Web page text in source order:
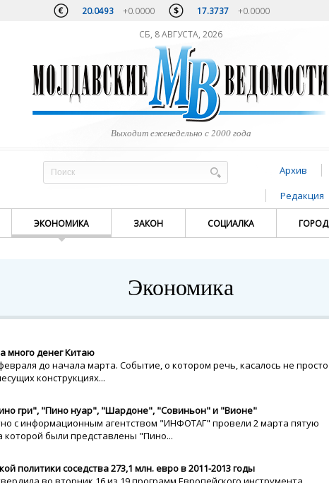
20.0493 +0.0000 17.3737 +0.0000
СБ, 8 АВГУСТА, 2026
Выходит еженедельно с 2000 года
Архив
Редакция
ЭКОНОМИКА ЗАКОН СОЦИАЛКА ГОРОД
Экономика
много денег Китаю
до начала марта. Событие, о котором речь, касалось не просто
конструкциях...
гри", "Пино нуар", "Шардоне", "Совиньон" и "Вионе"
с информационным агентством "ИНФОТАГ" провели 2 марта пятую
которой были представлены "Пино...
политики соседства 273,1 млн. евро в 2011-2013 годы